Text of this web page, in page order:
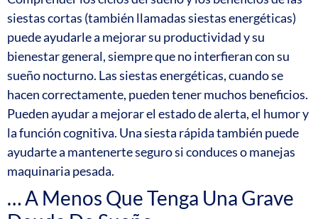
siestas cortas (también llamadas siestas energéticas)
puede ayudarle a mejorar su productividad y su
bienestar general, siempre que no interfieran con su
sueño nocturno. Las siestas energéticas, cuando se
hacen correctamente, pueden tener muchos beneficios.
Pueden ayudar a mejorar el estado de alerta, el humor y
la función cognitiva. Una siesta rápida también puede
ayudarte a mantenerte seguro si conduces o manejas
maquinaria pesada.
… A Menos Que Tenga Una Grave